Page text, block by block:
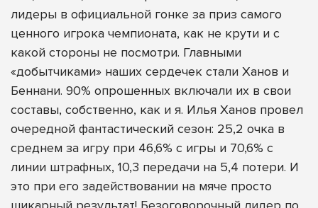
лидеры в официальной гонке за приз самого
ценного игрока чемпионата, как не крути и с
какой стороны не посмотри. Главными
«добытчиками» наших сердечек стали Ханов и
Беннани. 90% опрошенных включали их в свои
составы, собственно, как и я. Илья Ханов провел
очередной фантастический сезон: 25,2 очка в
среднем за игру при 46,6% с игры и 70,6% с
линии штрафных, 10,3 передачи на 5,4 потери. И
это при его задействовании на мяче просто